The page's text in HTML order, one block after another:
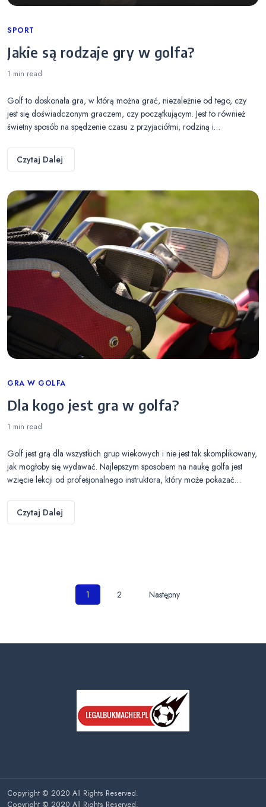
Categories
SPORT
Jakie są rodzaje gry w golfa?
1 min read
Golf to doskonała gra, w którą można grać, niezależnie od tego, czy
jest się doświadczonym graczem, czy początkującym. Jest to również
świetny sposób na spędzenie czasu z przyjaciółmi, rodziną i…
Czytaj Dalej
Categories
GRA W GOLFA
Dla kogo jest gra w golfa?
1 min read
Golf jest grą dla wszystkich grup wiekowych i nie jest tak skomplikowany,
jak mogłoby się wydawać. Najlepszym sposobem na naukę golfa jest
wzięcie lekcji od profesjonalnego instruktora, który może pokazać…
Czytaj Dalej
Nawigacja
1 2 Następny
Copyright © 2020 All Rights Reserved.
Copyright © 2020 All Rights Reserved.